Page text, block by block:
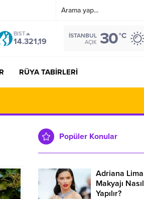
BIST
14.321,19
İSTANBUL
AÇIK 30°C
RÜYA TABİRLERİ
Popüler Konular
Adriana Lima
Makyajı Nasıl
Yapılır?